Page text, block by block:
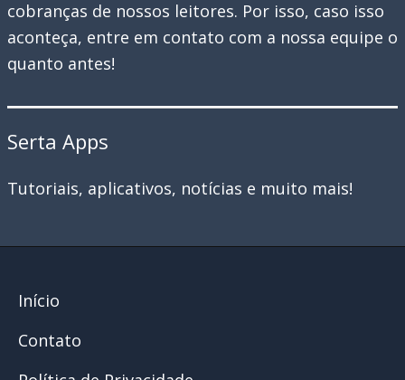
cobranças de nossos leitores. Por isso, caso isso
aconteça, entre em contato com a nossa equipe o
quanto antes!
Serta Apps
Tutoriais, aplicativos, notícias e muito mais!
Início
Contato